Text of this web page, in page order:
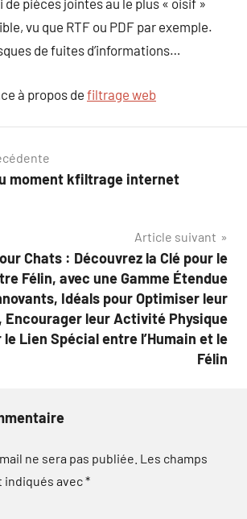
de pièces jointes au le plus « oisif »
vu que RTF ou PDF par exemple.
de fuites d’informations…
à propos de filtrage web
moment kfiltrage internet
Article suivant
Chats : Découvrez la Clé pour le
Félin, avec une Gamme Étendue
Idéals pour Optimiser leur
Encourager leur Activité Physique
Lien Spécial entre l’Humain et le
Félin
ne sera pas publiée. Les champs
avec*